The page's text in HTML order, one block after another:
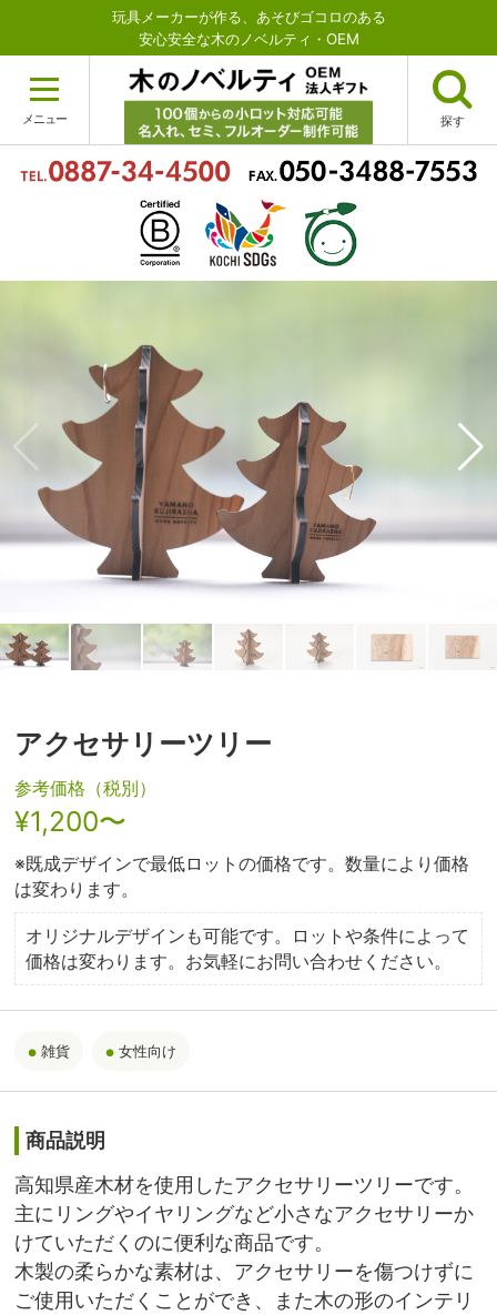
玩具メーカーが作る、あそびゴコロのある
安心安全な木のノベルティ・OEM
メニュー 探す
アクセサリーツリー
参考価格（税別）
¥1,200〜
※既成デザインで最低ロットの価格です。数量により価格
は変わります。
オリジナルデザインも可能です。ロットや条件によって
価格は変わります。お気軽にお問い合わせください。
雑貨 女性向け
商品説明
高知県産木材を使用したアクセサリーツリーです。
主にリングやイヤリングなど小さなアクセサリーか
けていただくのに便利な商品です。
木製の柔らかな素材は、アクセサリーを傷つけずに
ご使用いただくことができ、また木の形のインテリ